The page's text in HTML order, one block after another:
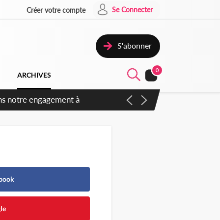
Créer votre compte Se Connecter
S'abonner
ARCHIVES
0
un exclu